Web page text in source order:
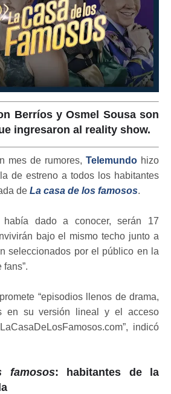
Berríos y Osmel Sousa son
ingresaron al reality show.
mes de rumores, Telemundo hizo
de estreno a todos los habitantes
de La casa de los famosos.
había dado a conocer, serán 17
bajo el mismo techo junto a
seleccionados por el público en la
fans”.
“episodios llenos de drama,
en su versión lineal y el acceso
indicó
famosos: habitantes de la